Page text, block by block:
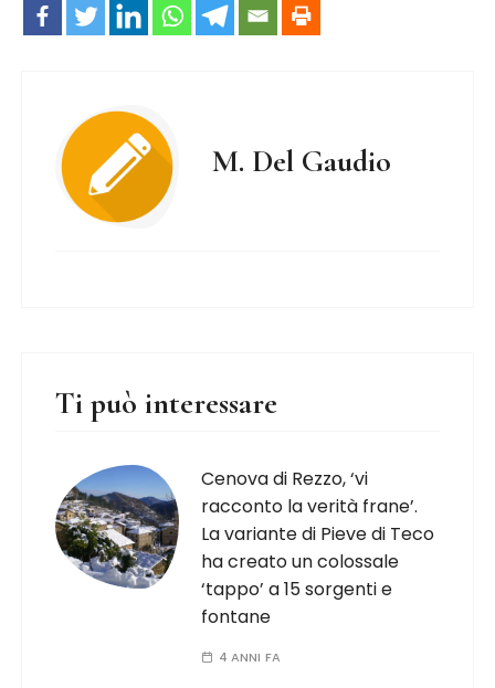
M. Del Gaudio
Ti può interessare
Cenova di Rezzo, ‘vi
racconto la verità frane’.
La variante di Pieve di Teco
ha creato un colossale
‘tappo’ a 15 sorgenti e
fontane
4 ANNI FA